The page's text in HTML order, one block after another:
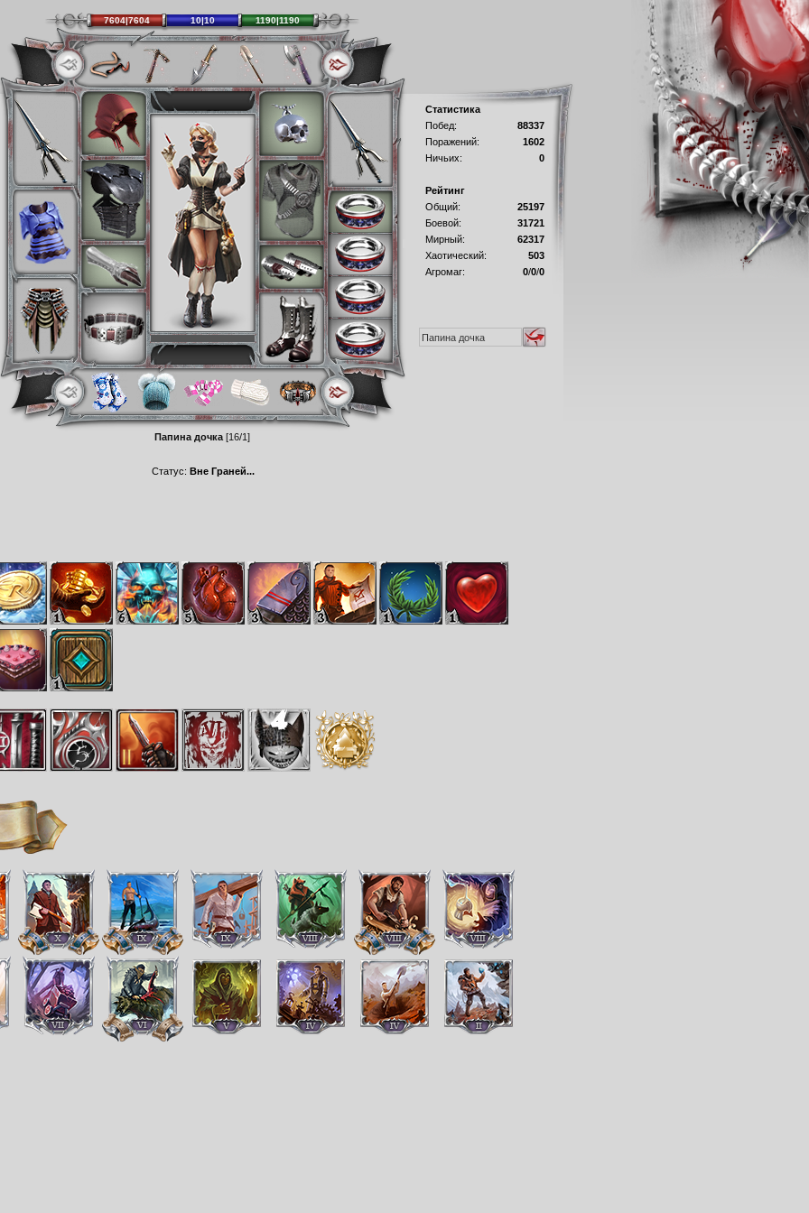
Статистика
Побед:
88337
Поражений:
1602
Ничьих:
0
Рейтинг
Общий:
25197
Боевой:
31721
Мирный:
62317
Хаотический:
503
Агромаг:
0/0/0
Статус: Вне Граней...
7604|7604 10|10 1190|1190
Папина дочка [16/1]